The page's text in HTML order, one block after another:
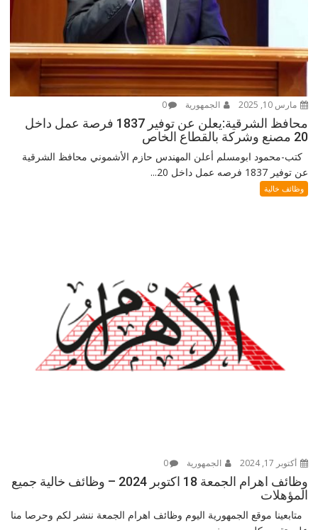
مارس 10, 2025 الجمهورية 0
محافظ الشرقية:يعلن عن توفير 1837 فرصة عمل داخل
20 مصنع وشركة بالقطاع الخاص
كتب-محمود ابومسلم أعلن المهندس حازم الأشموني محافظ الشرقية
عن توفير 1837 فرصه عمل داخل 20...
وظائف خالية
أكتوبر 17, 2024 الجمهورية 0
وظائف اهرام الجمعة 18 اكتوبر 2024 – وظائف خالية جميع
المؤهلات
متابعينا موقع الجمهورية اليوم وظائف اهرام الجمعة ننشر لكم وحرصا منا